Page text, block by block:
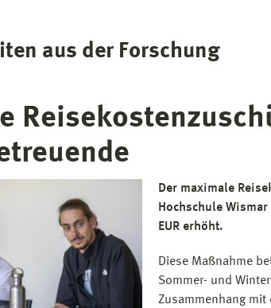
aus der Forschung
Der maximale
Hochschule
EUR erhöht.
Diese Maßnahme
Sommer- und
Zusammenhang